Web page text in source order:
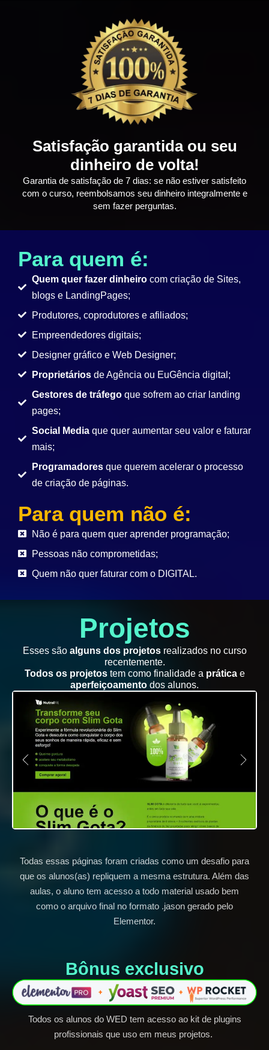
Satisfação garantida ou seu
dinheiro de volta!
Garantia de satisfação de 7 dias: se não estiver satisfeito
com o curso, reembolsamos seu dinheiro integralmente e
sem fazer perguntas.
Para quem é:
Quem quer fazer dinheiro com criação de Sites,
blogs e LandingPages;
Produtores, coprodutores e afiliados;
Empreendedores digitais;
Designer gráfico e Web Designer;
Proprietários de Agência ou EuGência digital;
Gestores de tráfegoque sofrem ao criar landing
pages;
Social Media que quer aumentar seu valor e faturar
mais;
Programadores que querem acelerar o processo
de criação de páginas.
Para quem não é:
Não é para quem quer aprender programação;
Pessoas não comprometidas;
Quem não quer faturar com o DIGITAL.
Projetos
Esses sãoalguns dos projetosrealizados no curso
recentemente.
Todos os projetos tem como finalidade a prática e
aperfeiçoamento dos alunos.
Todas essas páginas foram criadas como um desafio para
que os alunos(as) repliquem a mesma estrutura. Além das
aulas, o aluno tem acesso a todo material usado bem
como o arquivo final no formato .jason gerado pelo
Elementor.
Bônus exclusivo​
Todos os alunos do WED tem acesso ao kit de plugins
profissionais que uso em meus projetos.